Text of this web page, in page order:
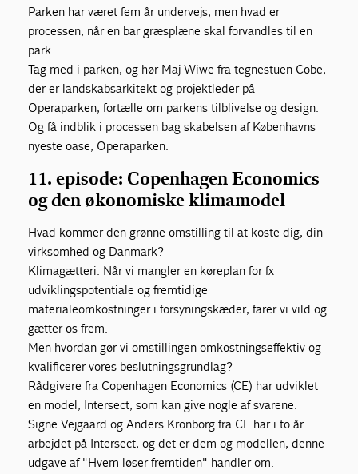
Parken har været fem år undervejs, men hvad er
processen, når en bar græsplæne skal forvandles til en
park.
Tag med i parken, og hør Maj Wiwe fra tegnestuen Cobe,
der er landskabsarkitekt og projektleder på
Operaparken, fortælle om parkens tilblivelse og design.
Og få indblik i processen bag skabelsen af Københavns
nyeste oase, Operaparken.
11. episode: Copenhagen Economics
og den økonomiske klimamodel
Hvad kommer den grønne omstilling til at koste dig, din
virksomhed og Danmark?
Klimagætteri: Når vi mangler en køreplan for fx
udviklingspotentiale og fremtidige
materialeomkostninger i forsyningskæder, farer vi vild og
gætter os frem.
Men hvordan gør vi omstillingen omkostningseffektiv og
kvalificerer vores beslutningsgrundlag?
Rådgivere fra Copenhagen Economics (CE) har udviklet
en model, Intersect, som kan give nogle af svarene.
Signe Vejgaard og Anders Kronborg fra CE har i to år
arbejdet på Intersect, og det er dem og modellen, denne
udgave af "Hvem løser fremtiden" handler om.